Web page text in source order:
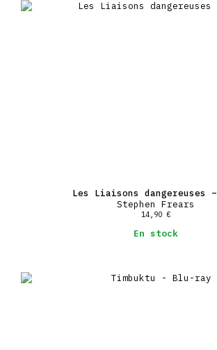
Les Liaisons dangereuses –
Stephen Frears
14,90 €
En stock